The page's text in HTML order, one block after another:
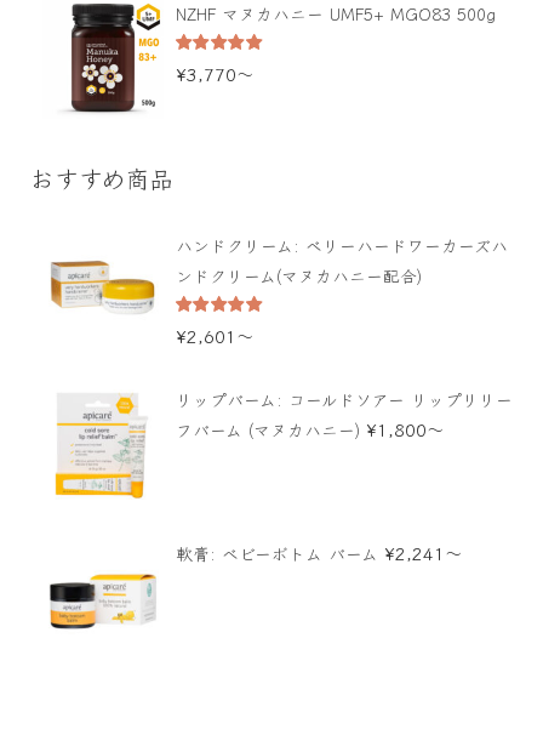
NZHF マヌカハニー UMF5+ MGO83 500g
5段階中
5.00 の評価
¥3,770〜
おすすめ商品
ハンドクリーム: ベリーハードワーカーズハ
ンドクリーム(マヌカハニー配合)
5段階中
5.00の評価
¥2,601 〜
リップバーム: コールドソアー リップリリー
フバーム (マヌカハニー) ¥1,800〜
軟膏: ベビーボトム バーム ¥2,241 〜